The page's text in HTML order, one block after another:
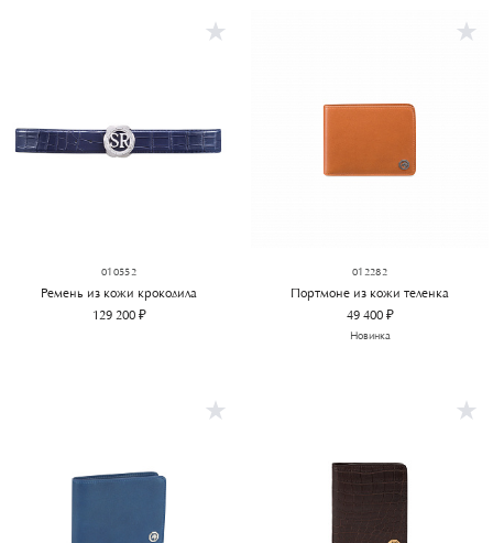
010552
Ремень из кожи крокодила
129 200 ₽
012282
Портмоне из кожи теленка
49 400 ₽
Новинка